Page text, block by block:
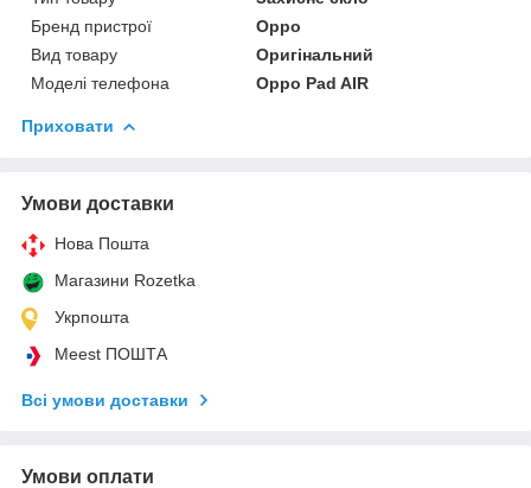
Бренд пристрої
Oppo
Вид товару
Оригінальний
Моделі телефона
Oppo Pad AIR
Приховати
Умови доставки
Нова Пошта
Магазини Rozetka
Укрпошта
Meest ПОШТА
Всі умови доставки
Умови оплати